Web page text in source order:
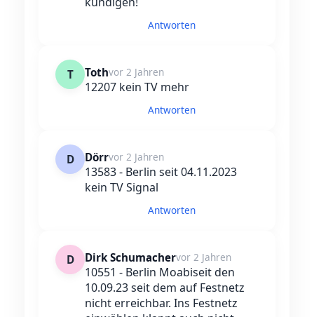
Antworten
T Tothvor 2 Jahren
12207 kein TV mehr
Antworten
D Dörrvor 2 Jahren
13583 - Berlin seit 04.11.2023
kein TV Signal
Antworten
D Dirk Schumachervor 2 Jahren
10551 - Berlin Moabiseit den
10.09.23 seit dem auf Festnetz
nicht erreichbar. Ins Festnetz